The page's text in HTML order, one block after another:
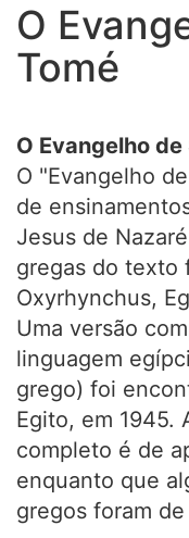
O
Tomé
O Evangelho de
O "Evangelho
de
Jesus de
gregas do texto
Oxyrhynchus,
Uma versão
linguagem
grego) foi
Egito, em 1945.
completo é de
enquanto que
gregos foram